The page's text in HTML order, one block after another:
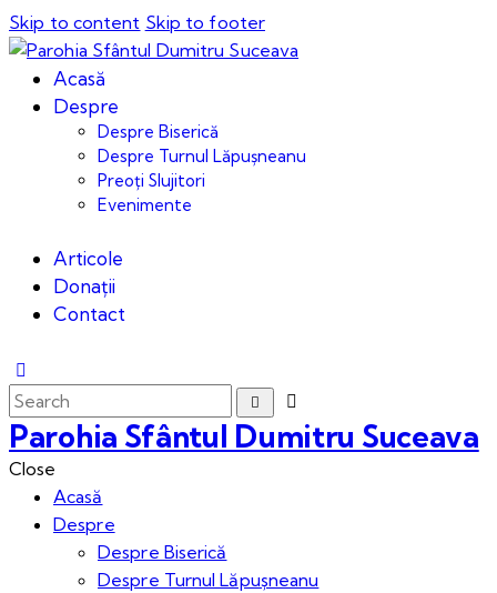
Skip to content Skip to footer
Acasă
Despre
Despre Biserică
Despre Turnul Lăpușneanu
Preoți Slujitori
Evenimente
Articole
Donații
Contact
Parohia Sfântul Dumitru Suceava
Close
Acasă
Despre
Despre Biserică
Despre Turnul Lăpușneanu